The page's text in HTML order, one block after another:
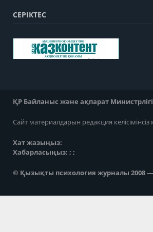
СЕРІКТЕС
ҚР Байланыс және ақпарат
Сайт материалдарын редакция
Хат жазыңыз:
Хабарласыңыз: ; ;
© Қызықты психология журналы 2008 —